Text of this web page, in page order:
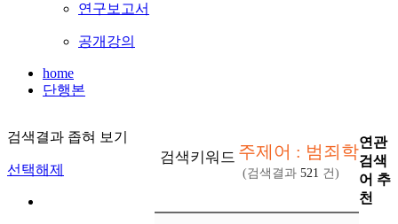
연구보고서
공개강의
home
단행본
검색결과 좁혀 보기
선택해제
검색키워드 주제어 : 범죄학
(검색결과 521 건)
연관
검색
어 추
천